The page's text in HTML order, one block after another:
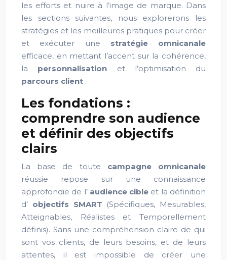
les efforts et nuire à l’image de marque. Dans
les sections suivantes, nous explorerons les
stratégies et les meilleures pratiques pour créer
et exécuter une stratégie omnicanale
efficace, en mettant l’accent sur la cohérence,
la personnalisation et l’optimisation du
parcours client .
Les fondations :
comprendre son audience
et définir des objectifs
clairs
La base de toute campagne omnicanale
réussie repose sur une connaissance
approfondie de l’ audience cible et la définition
d’ objectifs SMART (Spécifiques, Mesurables,
Atteignables, Réalistes et Temporellement
définis). Sans une compréhension claire de qui
sont vos clients, de leurs besoins, et de leurs
attentes, il est impossible de créer une